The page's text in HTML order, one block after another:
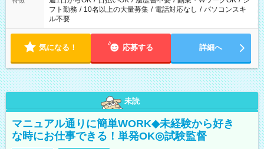
フト勤務 / 10名以上の大量募集 / 電話対応なし / パソコンスキ
ル不要
気になる！ 応募する 詳細へ
未読
マニュアル通りに簡単WORK◆未経験から好き
な時にお仕事できる！単発OK◎試験監督